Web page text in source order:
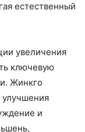
естественный
увеличения
ключевую
Жинкго
улучшения
и